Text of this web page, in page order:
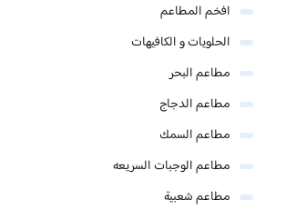
افخم المطاعم
الحلويات و الكافيهات ‎
مطاعم البحر
مطاعم الدجاج
مطاعم السمك
مطاعم الوجبات السريعه
مطاعم شعبية